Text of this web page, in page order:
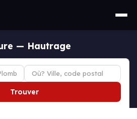
— Hautrage
Trouver